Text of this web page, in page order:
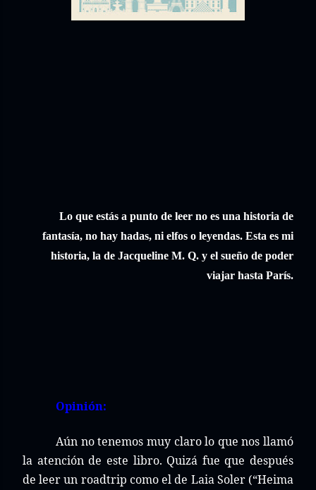
Lo que estás a punto de leer no es una historia de
fantasía, no hay hadas, ni elfos o leyendas. Esta es mi
historia, la de Jacqueline M. Q. y el sueño de poder
viajar hasta París.
Opinión:
Aún no tenemos muy claro lo que nos llamó
la atención de este libro. Quizá fue que después
de leer un roadtrip como el de Laia Soler (“Heima